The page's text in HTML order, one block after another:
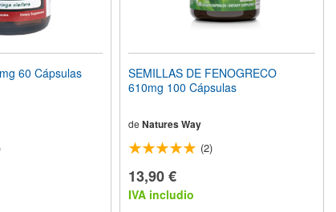
60 Cápsulas
SEMILLAS DE FENOGRECO
610mg 100 Cápsulas
de Natures Way
(2)
13,90 €
IVA includio